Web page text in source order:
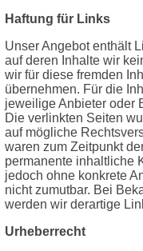
Haftung für Links
Unser Angebot enthält
auf deren Inhalte wir
wir für diese fremden
übernehmen. Für die
jeweilige Anbieter oder
Die verlinkten Seiten
auf mögliche
waren zum Zeitpunkt
permanente inhaltliche
jedoch ohne konkrete
nicht zumutbar. Bei
werden wir derartige
Urheberrecht